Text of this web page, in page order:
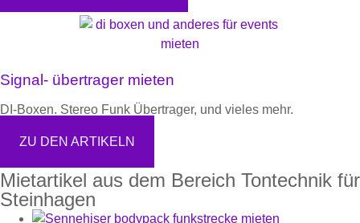
Signal- übertrager mieten
DI-Boxen. Stereo Funk Übertrager, und vieles mehr.
ZU DEN ARTIKELN
Mietartikel aus dem Bereich Tontechnik für
Steinhagen